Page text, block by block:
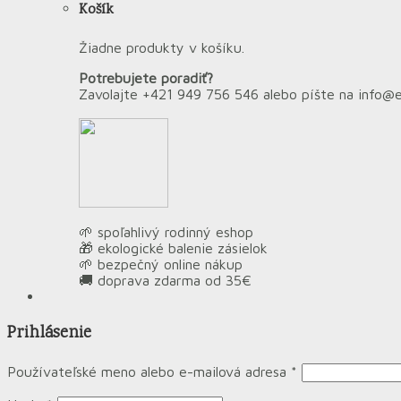
Košík
Žiadne produkty v košíku.
Potrebujete poradiť?
Zavolajte +421 949 756 546 alebo píšte na
🌱 spoľahlivý rodinný eshop
🎁 ekologické balenie zásielok
🌱 bezpečný online nákup
🚚 doprava zdarma od 35€
Prihlásenie
Používateľské meno alebo e-mailová adresa *